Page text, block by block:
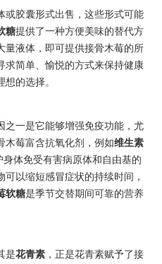
或胶囊形式出售，这些形式可能
糖提供了一种方便美味的替代方
量液体，即可提供接骨木莓的所
求简单、愉悦的方式来保持健康
的选择。
之一是它能够增强免疫功能，尤
木莓富含抗氧化剂，例如维生素
身体免受有害病原体和自由基的
以缩短感冒症状的持续时间，
软糖是季节交替期间可靠的营养
是花青素 ，正是花青素赋予了接